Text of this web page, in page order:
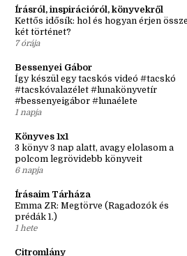
Írásról, inspirációról, könyvekről
Kettős idősík: hol és hogyan érjen
két történet?
7 órája
Bessenyei Gábor
Így készül egy tacskós videó #tacskó
#tacskóvalazélet #lunakönyvetír
#bessenyeigábor #lunaélete
1 napja
Könyves 1x1
3 könyv 3 nap alatt, avagy elolasom a
polcom legrövidebb könyveit
6 napja
Írásaim Tárháza
Emma ZR: Megtörve (Ragadozók és
prédák 1.)
1 hete
Citromlány